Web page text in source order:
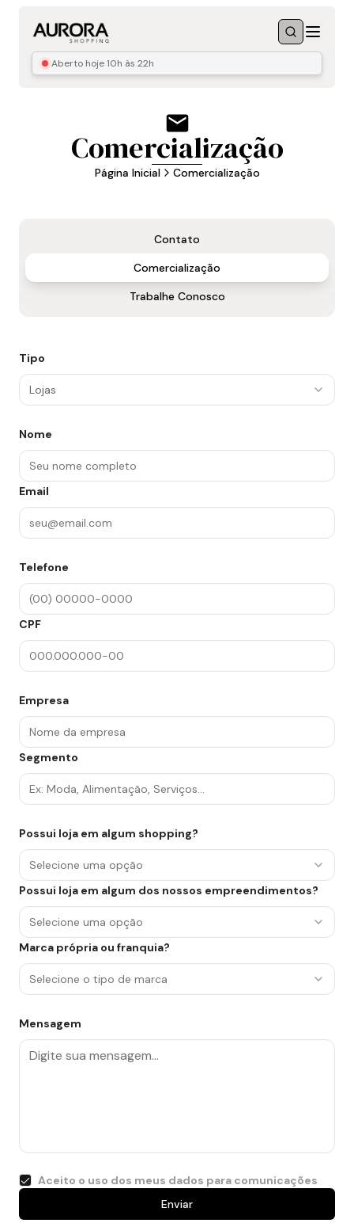
BuscarMenu
Aberto hoje10h às 22h
Comercialização
Página Inicial Comercialização
Contato
Comercialização
Trabalhe Conosco
Tipo
Lojas
Nome
Email
Telefone
CPF
Empresa
Segmento
Possui loja em algum shopping?
Selecione uma opção
Possui loja em algum dos nossos empreendimentos?
Selecione uma opção
Marca própria ou franquia?
Selecione o tipo de marca
Mensagem
Aceito o uso dos meus dados para comunicações
Enviar